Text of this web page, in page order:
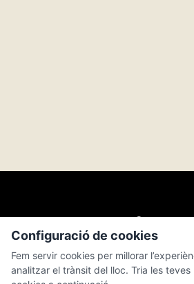
Configuració de cookies
Fem servir cookies per millorar
analitzar el trànsit del lloc. Tria les